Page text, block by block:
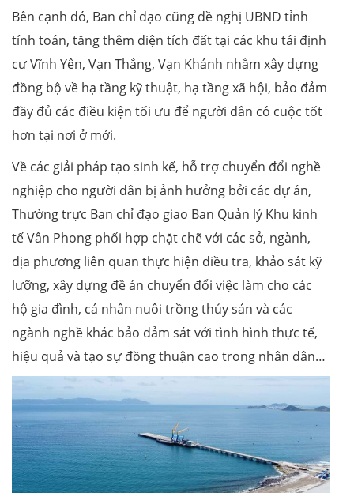
Bên cạnh đó, Ban chỉ đạo cũng đề nghị UBND tỉnh
tính toán, tăng thêm diện tích đất tại các khu tái định
cư Vĩnh Yên, Vạn Thắng, Vạn Khánh nhằm xây dựng
đồng bộ về hạ tầng kỹ thuật, hạ tầng xã hội, bảo đảm
đầy đủ các điều kiện tối ưu để người dân có cuộc tốt
hơn tại nơi ở mới.
Về các giải pháp tạo sinh kế, hỗ trợ chuyển đổi nghề
nghiệp cho người dân bị ảnh hưởng bởi các dự án,
Thường trực Ban chỉ đạo giao Ban Quản lý Khu kinh
tế Vân Phong phối hợp chặt chẽ với các sở, ngành,
địa phương liên quan thực hiện điều tra, khảo sát kỹ
lưỡng, xây dựng đề án chuyển đổi việc làm cho các
hộ gia đình, cá nhân nuôi trồng thủy sản và các
ngành nghề khác bảo đảm sát với tình hình thực tế,
hiệu quả và tạo sự đồng thuận cao trong nhân dân…